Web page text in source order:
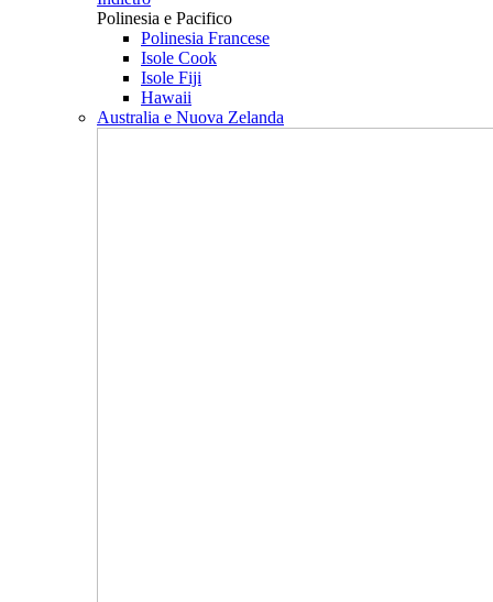
Polinesia e Pacifico
Polinesia Francese
Isole Cook
Isole Fiji
Hawaii
Australia e Nuova Zelanda